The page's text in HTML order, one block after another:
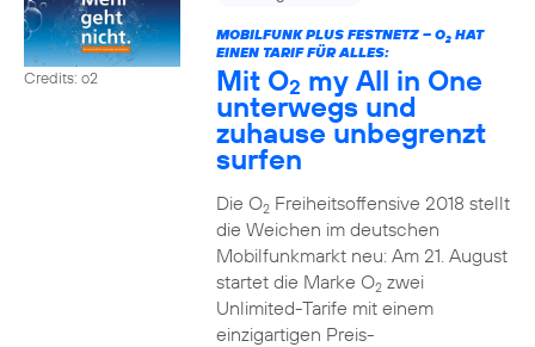
Credits: o2
MOBILFUNK PLUS FESTNETZ – O2HAT
EINEN TARIF FÜR ALLES:
Mit O2 my All in One
unterwegs und
zuhause unbegrenzt
surfen
Die O2Freiheitsoffensive 2018 stellt
die Weichen im deutschen
Mobilfunkmarkt neu: Am 21. August
startet die Marke O2zwei
Unlimited-Tarife mit einem
einzigartigen Preis-